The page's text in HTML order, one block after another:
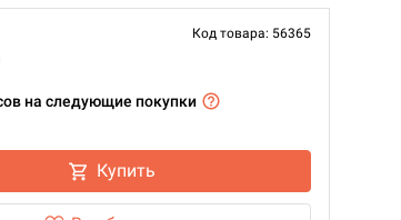
Код товара: 56365
на следующие покупки
Купить